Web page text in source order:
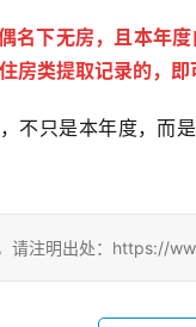
名下无房，且本年
类提取记录的，即
只是本年度，而是
请注明出处：https://